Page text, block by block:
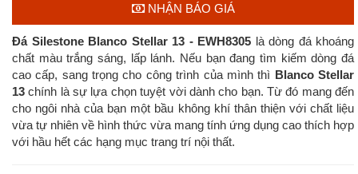
NHẬN BÁO GIÁ
Đá Silestone Blanco Stellar 13 - EWH8305 là dòng đá khoáng
chất màu trắng sáng, lấp lánh. Nếu bạn đang tìm kiếm dòng đá
cao cấp, sang trọng cho công trình của mình thì Blanco Stellar
13 chính là sự lựa chọn tuyệt vời dành cho bạn. Từ đó mang đến
cho ngôi nhà của bạn một bầu không khí thân thiện với chất liệu
vừa tự nhiên về hình thức vừa mang tính ứng dụng cao thích hợp
với hầu hết các hạng mục trang trí nội thất.